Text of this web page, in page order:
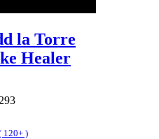
la Torre
Healer
293
120+ )